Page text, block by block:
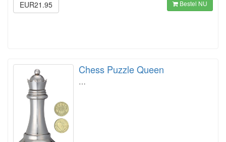
EUR21.95
Bestel NU
Chess Puzzle Queen
…